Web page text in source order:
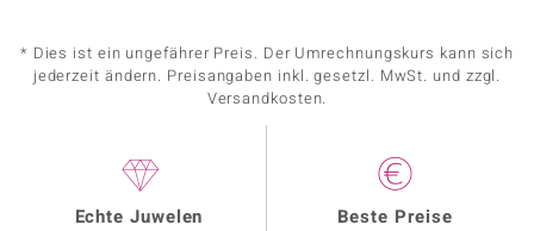
* Dies ist ein ungefährer Preis. Der Umrechnungskurs kann sich
jederzeit ändern. Preisangaben inkl. gesetzl. MwSt. und zzgl.
Versandkosten.
Echte Juwelen Beste Preise